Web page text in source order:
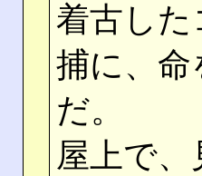
着古し
捕に、
だ。
屋上で